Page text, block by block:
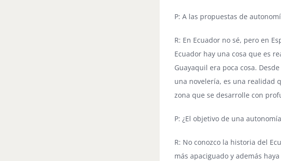
P: A las propuestas de
R: En Ecuador no sé, pero en
Ecuador hay una cosa que es
Guayaquil era poca cosa.
una novelería, es una realidad
zona que se desarrolle con
P: ¿El objetivo de una
R: No conozco la historia del
más apaciguado y además